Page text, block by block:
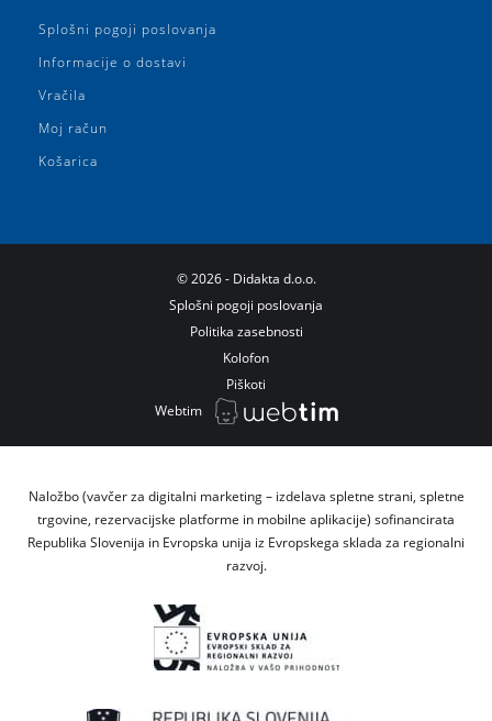
Splošni pogoji poslovanja
Informacije o dostavi
Vračila
Moj račun
Košarica
© 2026 - Didakta d.o.o.
Splošni pogoji poslovanja
Politika zasebnosti
Kolofon
Piškoti
Webtim
Naložbo (vavčer za digitalni marketing – izdelava spletne strani, spletne
trgovine, rezervacijske platforme in mobilne aplikacije) sofinancirata
Republika Slovenija in Evropska unija iz Evropskega sklada za regionalni
razvoj.